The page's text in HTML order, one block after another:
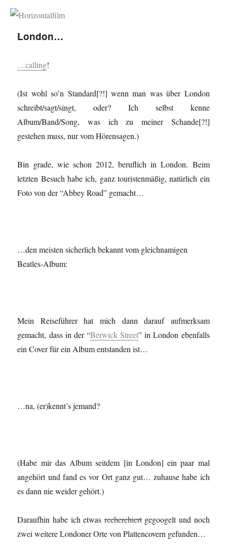
Horizontalfilm
London…
…calling!
(Ist wohl so’n Standard[?!] wenn man was über London
schreibt/sagt/singt, oder? Ich selbst kenne
Album/Band/Song, was ich zu meiner Schande[?!]
gestehen muss, nur vom Hörensagen.)
Bin grade, wie schon 2012, beruflich in London. Beim
letzten Besuch habe ich, ganz touristenmäßig, natürlich ein
Foto von der “Abbey Road” gemacht…
…den meisten sicherlich bekannt vom gleichnamigen
Beatles-Album:
Mein Reiseführer hat mich dann darauf aufmerksam
gemacht, dass in der “Berwick Street” in London ebenfalls
ein Cover für ein Album entstanden ist…
…na, (er)kennt’s jemand?
(Habe mir das Album seitdem [in London] ein paar mal
angehört und fand es vor Ort ganz gut… zuhause habe ich
es dann nie weider gehört.)
Daraufhin habe ich etwasrecherchiertgegoogelt und noch
zwei weitere Londoner Orte von Plattencovern gefunden…